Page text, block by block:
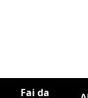
Fai da